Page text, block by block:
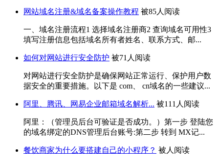
网站域名注册&域名备案操作教程 被85人阅读
一、域名注册流程1 选择域名注册商2 查询域名可用性3
填写注册信息包括域名所有者姓名、联系方式、邮...
如何对网站进行安全防护 被71人阅读
对网站进行安全防护是确保网站正常运行、保护用户数
据安全的重要措施。以下是 com、 cn域名的一些建议...
阿里、腾讯、网易企业邮箱域名解析... 被111人阅读
阿里：（管理员后台可验证是否成功。）第一步 登陆您
的域名绑定的DNS管理后台账号:第二步 转到 MX记...
餐饮商家为什么要搭建自己的小程序？ 被人阅读